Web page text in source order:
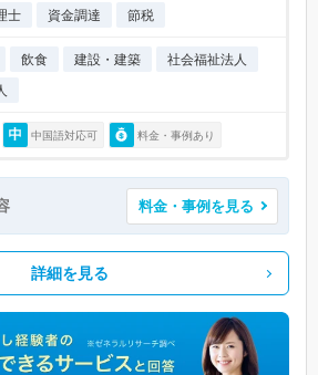
士 資金調達 節税
飲食 建設・建築
社会福祉法人
中国語対応可 料金・事例あり
料金・事例を見る
詳細を見る